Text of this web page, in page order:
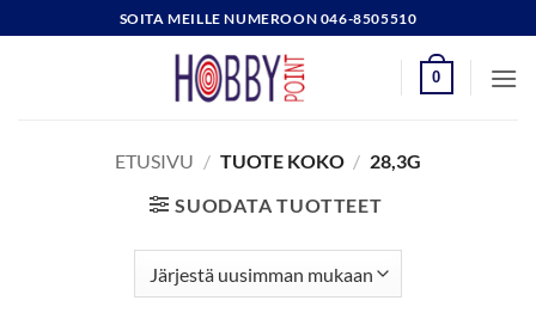
to
SOITA MEILLE NUMEROON 046-8505510
0
ETUSIVU / TUOTE KOKO / 28,3G
SUODATA TUOTTEET